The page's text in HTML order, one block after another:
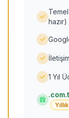
hazır)
1 Yıl
Yıllık